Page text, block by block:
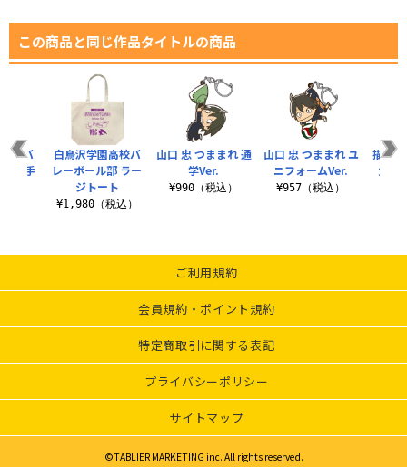
この商品と同じ作品タイトルの商品
山口 忠 つままれ 通
学Ver.
¥990（税込）
山口 忠 つままれ ユ
ニフォームVer.
¥957（税込）
描き
太郎
校バ
薄手
白鳥沢学園高校バ
レーボール部 ラー
ジトート
¥1,980（税込）
ご利用規約
会員規約・ポイント規約
特定商取引に関する表記
プライバシーポリシー
サイトマップ
©TABLIER MARKETING inc. All rights reserved.